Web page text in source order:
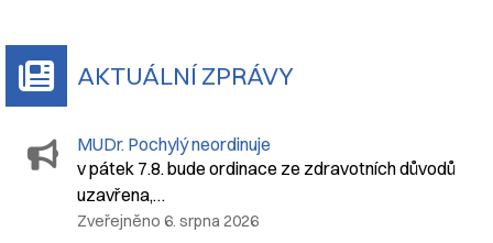
AKTUÁLNÍ ZPRÁVY
MUDr. Pochylý neordinuje
v pátek 7.8. bude ordinace ze zdravotních důvodů
uzavřena,…
Zveřejněno 6. srpna 2026